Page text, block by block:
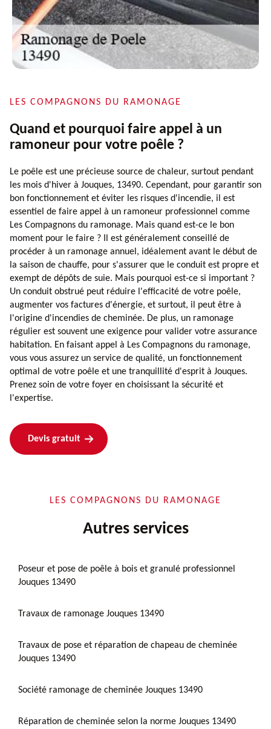
LES COMPAGNONS DU RAMONAGE
Quand et pourquoi faire appel à un
ramoneur pour votre poêle ?
Le poêle est une précieuse source de chaleur, surtout pendant
les mois d'hiver à Jouques, 13490. Cependant, pour garantir son
bon fonctionnement et éviter les risques d'incendie, il est
essentiel de faire appel à un ramoneur professionnel comme
Les Compagnons du ramonage. Mais quand est-ce le bon
moment pour le faire ? Il est généralement conseillé de
procéder à un ramonage annuel, idéalement avant le début de
la saison de chauffe, pour s'assurer que le conduit est propre et
exempt de dépôts de suie. Mais pourquoi est-ce si important ?
Un conduit obstrué peut réduire l'efficacité de votre poêle,
augmenter vos factures d'énergie, et surtout, il peut être à
l'origine d'incendies de cheminée. De plus, un ramonage
régulier est souvent une exigence pour valider votre assurance
habitation. En faisant appel à Les Compagnons du ramonage,
vous vous assurez un service de qualité, un fonctionnement
optimal de votre poêle et une tranquillité d'esprit à Jouques.
Prenez soin de votre foyer en choisissant la sécurité et
l'expertise.
Devis gratuit
LES COMPAGNONS DU RAMONAGE
Autres services
Poseur et pose de poêle à bois et granulé professionnel
Jouques 13490
Travaux de ramonage Jouques 13490
Travaux de pose et réparation de chapeau de cheminée
Jouques 13490
Société ramonage de cheminée Jouques 13490
Réparation de cheminée selon la norme Jouques 13490